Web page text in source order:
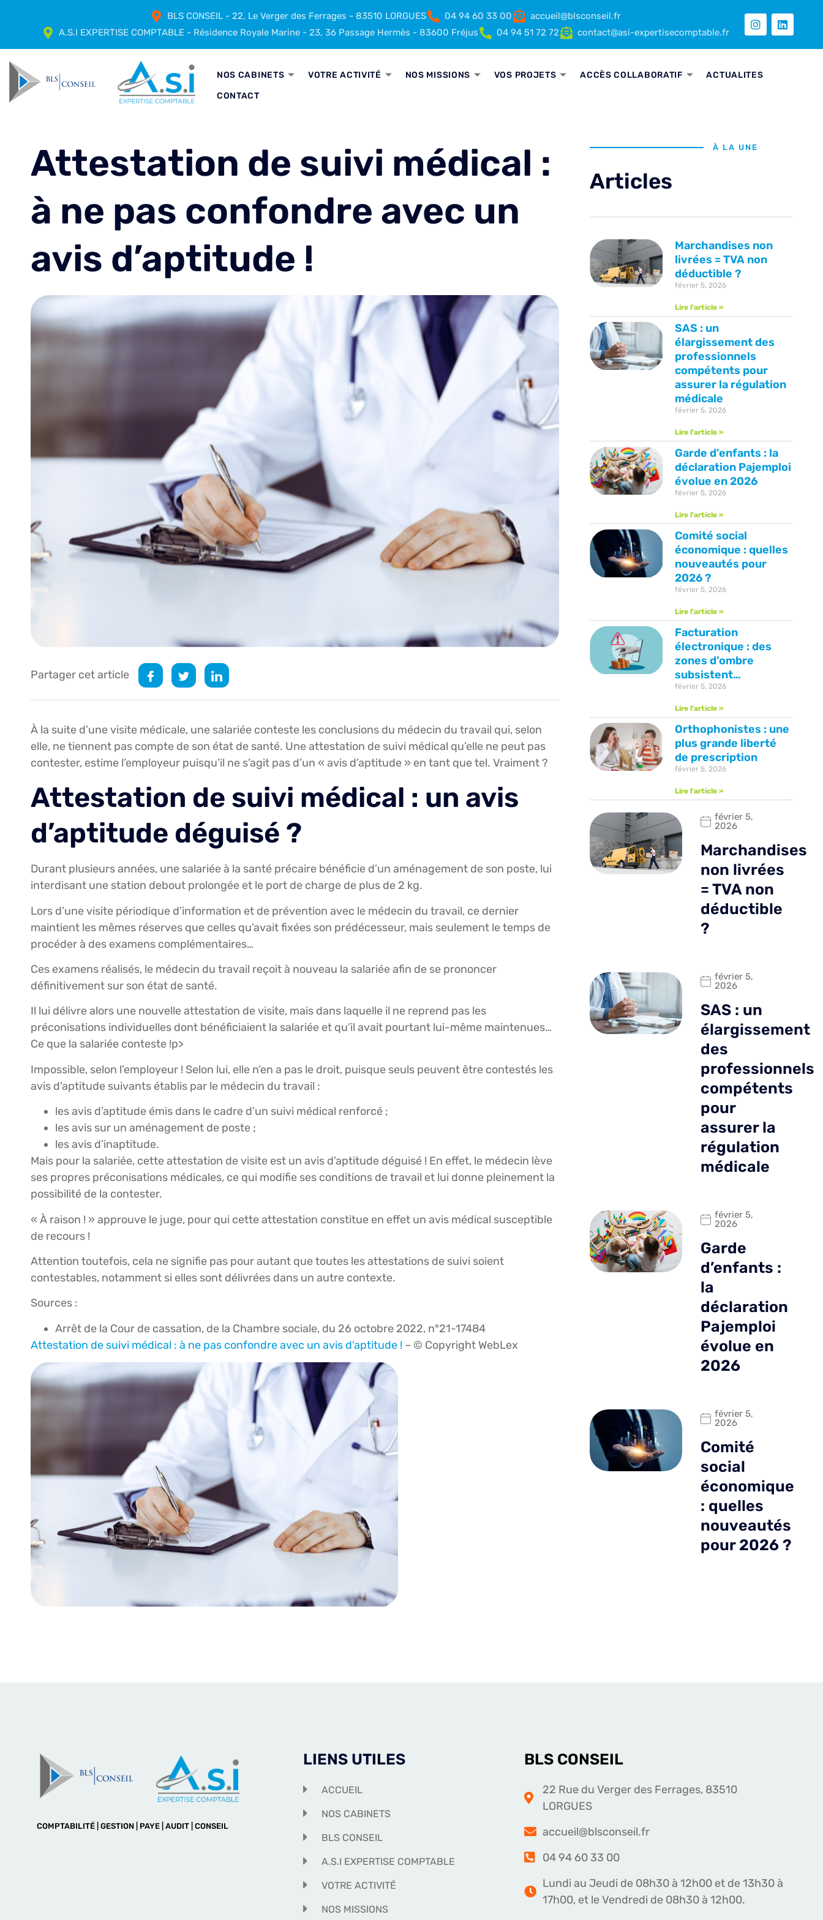
BLS CONSEIL - 22, Le Verger des Ferrages - 83510 LORGUES 04 94 60 33 00
accueil@blsconseil.fr
A.S.I EXPERTISE COMPTABLE - Résidence Royale Marine - 23, 36 Passage Hermès - 83600 Fréjus
04 94 51 72 72 contact@asi-expertisecomptable.fr
NOS CABINETS VOTRE ACTIVITÉ NOS MISSIONS VOS PROJETS ACCÈS COLLABORATIF
ACTUALITES
CONTACT
Attestation de suivi médical :
à ne pas confondre avec un
avis d’aptitude !
Partager cet article
À la suite d’une visite médicale, une salariée conteste les conclusions du médecin du travail qui, selon
elle, ne tiennent pas compte de son état de santé. Une attestation de suivi médical qu’elle ne peut pas
contester, estime l’employeur puisqu’il ne s’agit pas d’un « avis d’aptitude » en tant que tel. Vraiment ?
Attestation de suivi médical : un avis
d’aptitude déguisé ?
Durant plusieurs années, une salariée à la santé précaire bénéficie d’un aménagement de son poste, lui
interdisant une station debout prolongée et le port de charge de plus de 2 kg.
Lors d’une visite périodique d’information et de prévention avec le médecin du travail, ce dernier
maintient les mêmes réserves que celles qu’avait fixées son prédécesseur, mais seulement le temps de
procéder à des examens complémentaires…
Ces examens réalisés, le médecin du travail reçoit à nouveau la salariée afin de se prononcer
définitivement sur son état de santé.
Il lui délivre alors une nouvelle attestation de visite, mais dans laquelle il ne reprend pas les
préconisations individuelles dont bénéficiaient la salariée et qu’il avait pourtant lui-même maintenues…
Ce que la salariée conteste !p>
Impossible, selon l’employeur ! Selon lui, elle n’en a pas le droit, puisque seuls peuvent être contestés les
avis d’aptitude suivants établis par le médecin du travail :
les avis d’aptitude émis dans le cadre d’un suivi médical renforcé ;
les avis sur un aménagement de poste ;
les avis d’inaptitude.
Mais pour la salariée, cette attestation de visite est un avis d’aptitude déguisé ! En effet, le médecin lève
ses propres préconisations médicales, ce qui modifie ses conditions de travail et lui donne pleinement la
possibilité de la contester.
« À raison ! » approuve le juge, pour qui cette attestation constitue en effet un avis médical susceptible
de recours !
Attention toutefois, cela ne signifie pas pour autant que toutes les attestations de suivi soient
contestables, notamment si elles sont délivrées dans un autre contexte.
Sources :
Arrêt de la Cour de cassation, de la Chambre sociale, du 26 octobre 2022, n°21-17484
Attestation de suivi médical : à ne pas confondre avec un avis d’aptitude ! – © Copyright WebLex
À LA UNE
Articles
Marchandises non
livrées = TVA non
déductible ?
février 5, 2026
Lire l'article »
SAS : un
élargissement des
professionnels
compétents pour
assurer la régulation
médicale
février 5, 2026
Lire l'article »
Garde d’enfants : la
déclaration Pajemploi
évolue en 2026
février 5, 2026
Lire l'article »
Comité social
économique : quelles
nouveautés pour
2026 ?
février 5, 2026
Lire l'article »
Facturation
électronique : des
zones d’ombre
subsistent…
février 5, 2026
Lire l'article »
Orthophonistes : une
plus grande liberté
de prescription
février 5, 2026
Lire l'article »
février 5,
2026
Marchandises
non livrées
= TVA non
déductible
?
février 5,
2026
SAS : un
élargissement
des
professionnels
compétents
pour
assurer la
régulation
médicale
février 5,
2026
Garde
d’enfants :
la
déclaration
Pajemploi
évolue en
2026
février 5,
2026
Comité
social
économique
: quelles
nouveautés
pour 2026 ?
COMPTABILITÉ | GESTION | PAYE | AUDIT | CONSEIL
LIENS UTILES
ACCUEIL
NOS CABINETS
BLS CONSEIL
A.S.I EXPERTISE COMPTABLE
VOTRE ACTIVITÉ
NOS MISSIONS
BLS CONSEIL
22 Rue du Verger des Ferrages, 83510
LORGUES
accueil@blsconseil.fr
04 94 60 33 00
Lundi au Jeudi de 08h30 à 12h00 et de 13h30 à
17h00, et le Vendredi de 08h30 à 12h00.